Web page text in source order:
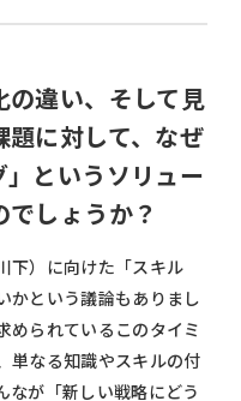
違い、そして見
に対して、なぜ
」というソリュー
しょうか？
下）に向けた「スキル
かという議論もありまし
められているこのタイミ
単なる知識やスキルの付
なが「新しい戦略にどう